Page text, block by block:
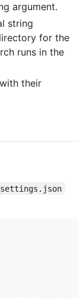
argument.
string
for the
runs in the
their